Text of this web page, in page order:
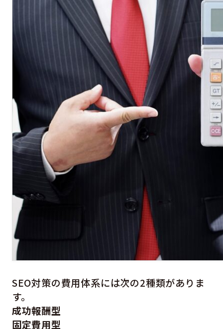
SEO対策の費用体系には次の2種類がありま
す。
成功報酬型
固定費用型